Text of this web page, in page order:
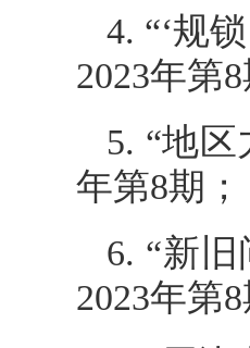
4. “‘规
2023年第8
5. “地
年第8期；
6. “新
2023年第8